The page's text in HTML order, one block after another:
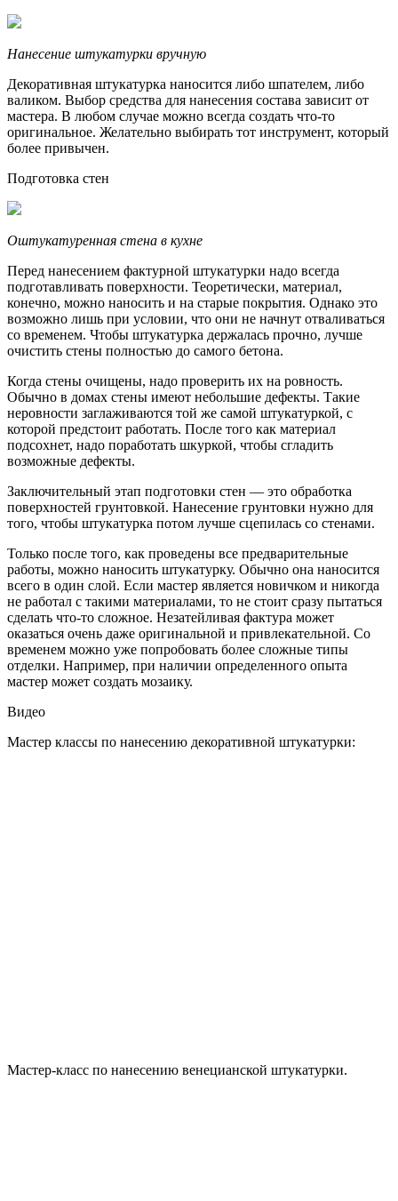
Нанесение штукатурки вручную
Декоративная штукатурка наносится либо шпателем, либо
валиком. Выбор средства для нанесения состава зависит от
мастера. В любом случае можно всегда создать что-то
оригинальное. Желательно выбирать тот инструмент, который
более привычен.
Подготовка стен
Оштукатуренная стена в кухне
Перед нанесением фактурной штукатурки надо всегда
подготавливать поверхности. Теоретически, материал,
конечно, можно наносить и на старые покрытия. Однако это
возможно лишь при условии, что они не начнут отваливаться
со временем. Чтобы штукатурка держалась прочно, лучше
очистить стены полностью до самого бетона.
Когда стены очищены, надо проверить их на ровность.
Обычно в домах стены имеют небольшие дефекты. Такие
неровности заглаживаются той же самой штукатуркой, с
которой предстоит работать. После того как материал
подсохнет, надо поработать шкуркой, чтобы сгладить
возможные дефекты.
Заключительный этап подготовки стен — это обработка
поверхностей грунтовкой. Нанесение грунтовки нужно для
того, чтобы штукатурка потом лучше сцепилась со стенами.
Только после того, как проведены все предварительные
работы, можно наносить штукатурку. Обычно она наносится
всего в один слой. Если мастер является новичком и никогда
не работал с такими материалами, то не стоит сразу пытаться
сделать что-то сложное. Незатейливая фактура может
оказаться очень даже оригинальной и привлекательной. Со
временем можно уже попробовать более сложные типы
отделки. Например, при наличии определенного опыта
мастер может создать мозаику.
Видео
Мастер классы по нанесению декоративной штукатурки:
Мастер-класс по нанесению венецианской штукатурки.